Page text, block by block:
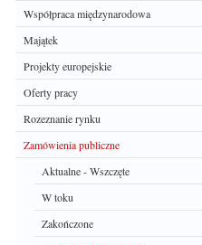
Współpraca międzynarodowa
Majątek
Projekty europejskie
Oferty pracy
Rozeznanie rynku
Zamówienia publiczne
Aktualne - Wszczęte
W toku
Zakończone